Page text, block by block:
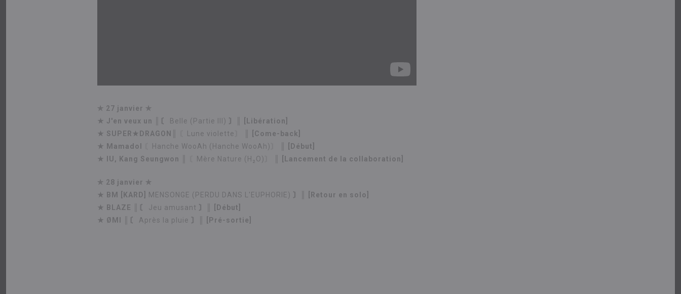
✯ 27 janvier ✯
★ J'en veux un ║〘 Belle (Partie III) 〙║ [Libération]
★ SUPER★DRAGON║ 〘Lune violette〙
║ [Come-back]
★
Mamadol 〘Hanche WooAh (Hanche WooAh)〙
║ [Début]
★
IU, Kang Seungwon ║ 〘Mère Nature (H₂O)〙 ║ [Lancement de la collaboration]
✯ 28 janvier ✯
★
BM [KARD] MENSONGE (PERDU DANS L'EUPHORIE) 〙║ [Retour en solo]
★
BLAZE ║〘 Jeu amusant 〙║ [Début]
★ ØMI ║〘 Après la pluie 〙║ [Pré-sortie]